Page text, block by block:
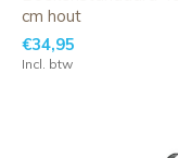
cm hout
€34,95
Incl. btw